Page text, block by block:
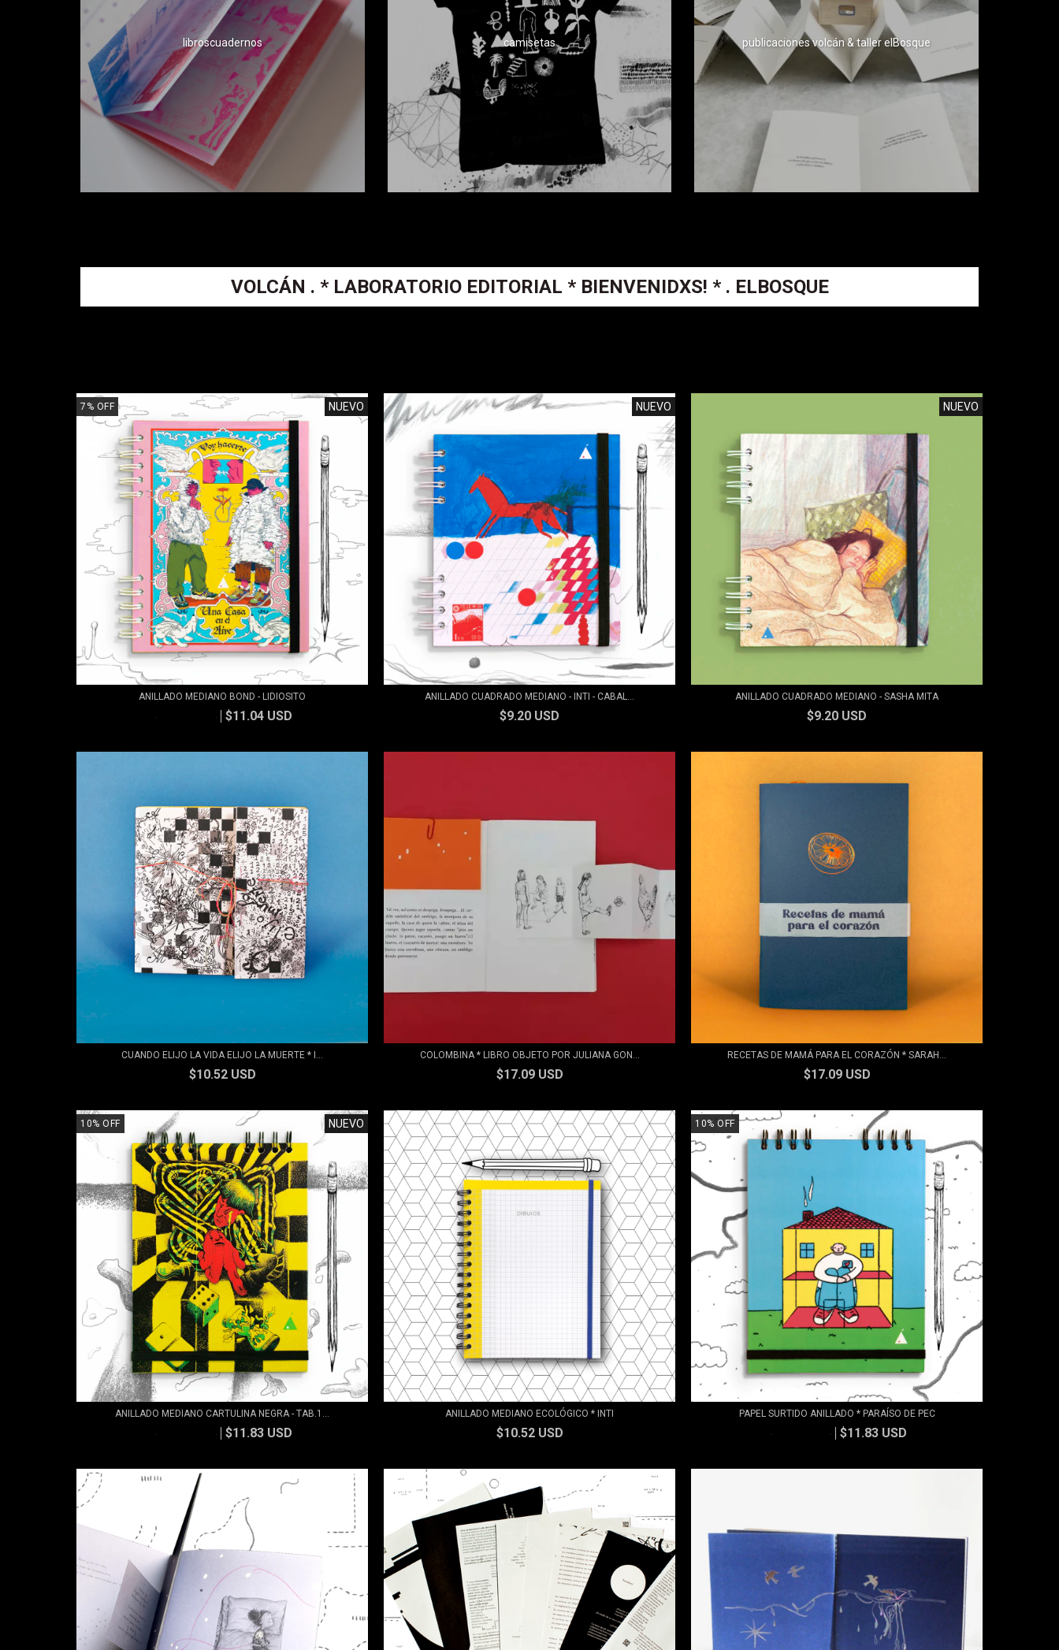
libroscuadernos camisetas publicaciones volcán & taller elBosque
VOLCÁN . * LABORATORIO EDITORIAL * BIENVENIDXS! * . ELBOSQUE
7 % OFF NUEVO
ANILLADO MEDIANO BOND - LIDIOSITO
$11.83 USD $11.04 USD
NUEVO
ANILLADO CUADRADO MEDIANO - INTI - CABAL...
$9.20 USD
NUEVO
ANILLADO CUADRADO MEDIANO - SASHA MITA
$9.20 USD
CUANDO ELIJO LA VIDA ELIJO LA MUERTE * I...
$10.52 USD
COLOMBINA * LIBRO OBJETO POR JULIANA GON...
$17.09 USD
RECETAS DE MAMÁ PARA EL CORAZÓN * SARAH...
$17.09 USD
10% OFF NUEVO
ANILLADO MEDIANO CARTULINA NEGRA - TAB.1...
$13.15 USD $11.83 USD
ANILLADO MEDIANO ECOLÓGICO * INTI
$10.52 USD
10% OFF
PAPEL SURTIDO ANILLADO * PARAÍSO DE PEC
$13.15 USD $11.83 USD